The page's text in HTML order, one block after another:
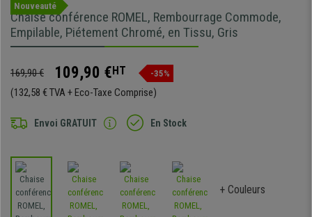
Nouveauté
Chaise conférence ROMEL, Rembourrage Commode,
Empilable, Piétement Chromé, en Tissu, Gris
169,90 € 109,90 €HT -35%
(132,58 € TVA + Eco-Taxe Comprise)
Envoi GRATUIT En Stock
+ Couleurs